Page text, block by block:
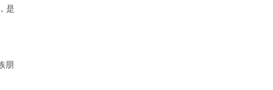
是
朋